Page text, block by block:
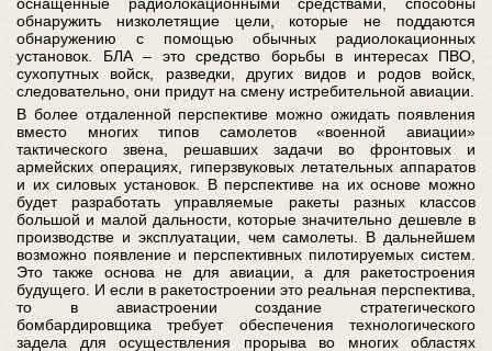
обнаружить низколетящие цели, которые не поддаются
обнаружению с помощью обычных радиолокационных
установок. БЛА – это средство борьбы в интересах ПВО,
сухопутных войск, разведки, других видов и родов войск,
следовательно, они придут на смену истребительной авиации.
В более отдаленной перспективе можно ожидать появления
вместо многих типов самолетов «военной авиации»
тактического звена, решавших задачи во фронтовых и
армейских операциях, гиперзвуковых летательных аппаратов
и их силовых установок. В перспективе на их основе можно
будет разработать управляемые ракеты разных классов
большой и малой дальности, которые значительно дешевле в
производстве и эксплуатации, чем самолеты. В дальнейшем
возможно появление и перспективных пилотируемых систем.
Это также основа не для авиации, а для ракетостроения
будущего. И если в ракетостроении это реальная перспектива,
то в авиастроении создание стратегического
бомбардировщика требует обеспечения технологического
задела для осуществления прорыва во многих областях